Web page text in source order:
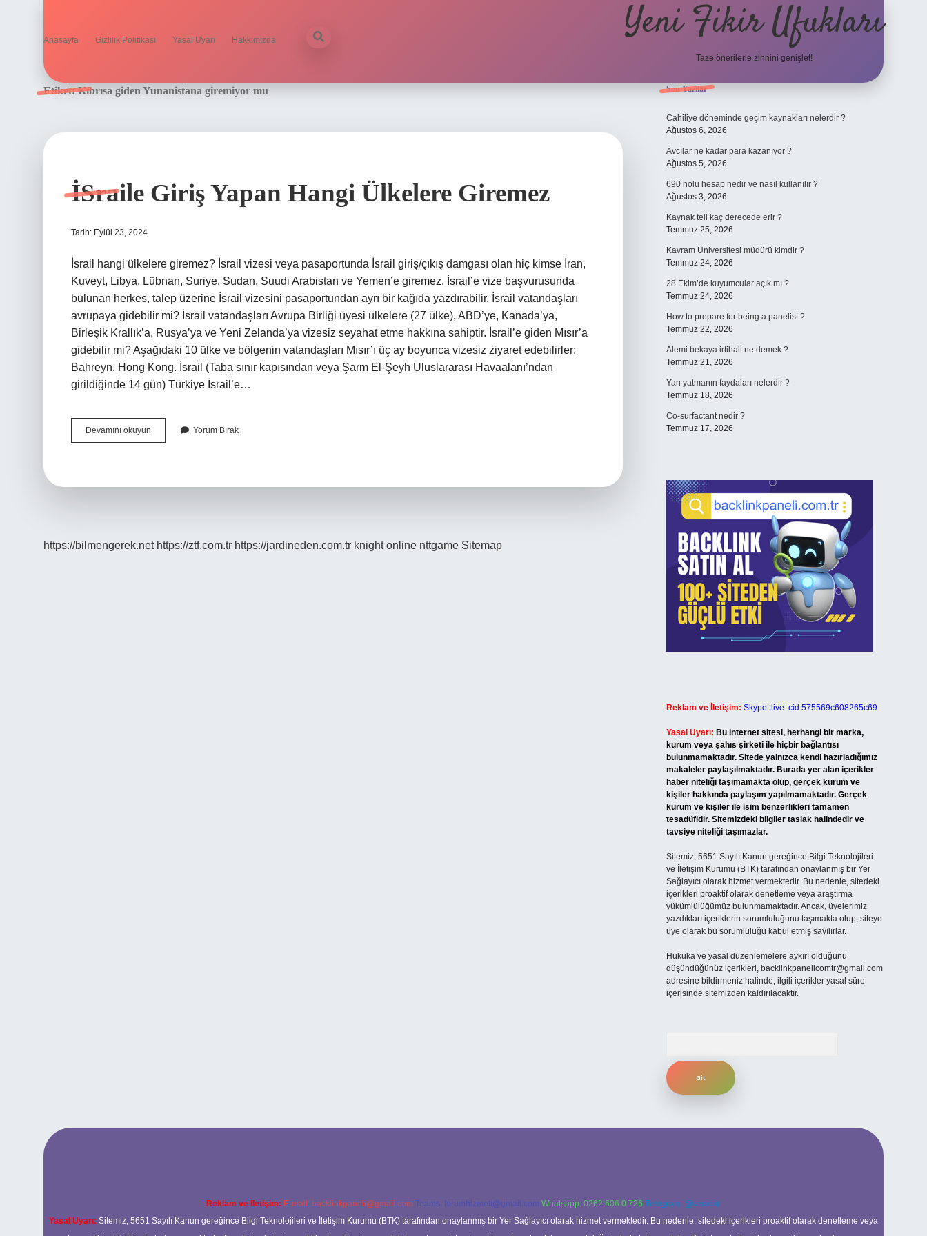
Anasayfa Gizlilik Politikası Yasal Uyarı Hakkımızda Yeni Fikir Ufukları
Taze önerilerle zihnini genişlet!
Etiket:Kıbrısa giden Yunanistana giremiyor mu
İSraile Giriş Yapan Hangi Ülkelere Giremez
Tarih: Eylül 23, 2024
İsrail hangi ülkelere giremez? İsrail vizesi veya pasaportunda İsrail giriş/çıkış damgası olan hiç kimse İran,
Kuveyt, Libya, Lübnan, Suriye, Sudan, Suudi Arabistan ve Yemen’e giremez. İsrail’e vize başvurusunda
bulunan herkes, talep üzerine İsrail vizesini pasaportundan ayrı bir kağıda yazdırabilir. İsrail vatandaşları
avrupaya gidebilir mi? İsrail vatandaşları Avrupa Birliği üyesi ülkelere (27 ülke), ABD’ye, Kanada’ya,
Birleşik Krallık’a, Rusya’ya ve Yeni Zelanda’ya vizesiz seyahat etme hakkına sahiptir. İsrail’e giden Mısır’a
gidebilir mi? Aşağıdaki 10 ülke ve bölgenin vatandaşları Mısır’ı üç ay boyunca vizesiz ziyaret edebilirler:
Bahreyn. Hong Kong. İsrail (Taba sınır kapısından veya Şarm El-Şeyh Uluslararası Havaalanı’ndan
girildiğinde 14 gün) Türkiye İsrail’e…
Devamını okuyun
Giriş
Yorum Bırak
https://bilmengerek.net https://ztf.com.tr https://jardineden.com.tr knight online nttgame Sitemap
Sidebar
Son Yazılar
Cahiliye döneminde geçim kaynakları nelerdir ?
Ağustos 6, 2026
Avcılar ne kadar para kazanıyor ?
Ağustos 5, 2026
690 nolu hesap nedir ve nasıl kullanılır ?
Ağustos 3, 2026
Kaynak teli kaç derecede erir ?
Temmuz 25, 2026
Kavram Üniversitesi müdürü kimdir ?
Temmuz 24, 2026
28 Ekim’de kuyumcular açık mı ?
Temmuz 24, 2026
How to prepare for being a panelist ?
Temmuz 22, 2026
Alemi bekaya irtihali ne demek ?
Temmuz 21, 2026
Yan yatmanın faydaları nelerdir ?
Temmuz 18, 2026
Co-surfactant nedir ?
Temmuz 17, 2026
Reklam ve İletişim: Skype: live:.cid.575569c608265c69
Yasal Uyarı: Bu internet sitesi, herhangi bir marka,
kurum veya şahıs şirketi ile hiçbir bağlantısı
bulunmamaktadır. Sitede yalnızca kendi hazırladığımız
makaleler paylaşılmaktadır. Burada yer alan içerikler
haber niteliği taşımamakta olup, gerçek kurum ve
kişiler hakkında paylaşım yapılmamaktadır. Gerçek
kurum ve kişiler ile isim benzerlikleri tamamen
tesadüfidir. Sitemizdeki bilgiler taslak halindedir ve
tavsiye niteliği taşımazlar.
Sitemiz, 5651 Sayılı Kanun gereğince Bilgi Teknolojileri
ve İletişim Kurumu (BTK) tarafından onaylanmış bir Yer
Sağlayıcı olarak hizmet vermektedir. Bu nedenle, sitedeki
içerikleri proaktif olarak denetleme veya araştırma
yükümlülüğümüz bulunmamaktadır. Ancak, üyelerimiz
yazdıkları içeriklerin sorumluluğunu taşımakta olup, siteye
üye olarak bu sorumluluğu kabul etmiş sayılırlar.
Hukuka ve yasal düzenlemelere aykırı olduğunu
düşündüğünüz içerikleri, backlinkpanelicomtr@gmail.com
adresine bildirmeniz halinde, ilgili içerikler yasal süre
içerisinde sitemizden kaldırılacaktır.
Reklam ve İletişim: E-mail: backlinkpaneli@gmail.com Teams: forumhizmeti@gmail.com Whatsapp: 0262 606 0 726 Telegram: @karabul
Yasal Uyarı: Sitemiz, 5651 Sayılı Kanun gereğince Bilgi Teknolojileri ve İletişim Kurumu (BTK) tarafından onaylanmış bir Yer Sağlayıcı olarak hizmet vermektedir. Bu nedenle, sitedeki içerikleri proaktif olarak denetleme veya